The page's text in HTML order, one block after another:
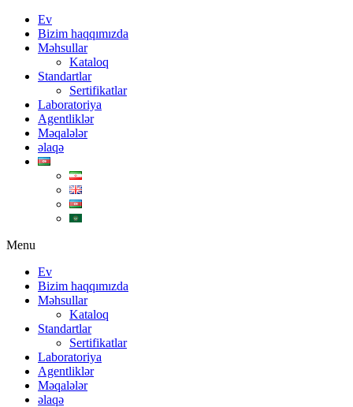
Ev
Bizim haqqımızda
Məhsullar
Kataloq
Standartlar
Sertifikatlar
Laboratoriya
Agentliklər
Məqalələr
əlaqə
Menu
Ev
Bizim haqqımızda
Məhsullar
Kataloq
Standartlar
Sertifikatlar
Laboratoriya
Agentliklər
Məqalələr
əlaqə